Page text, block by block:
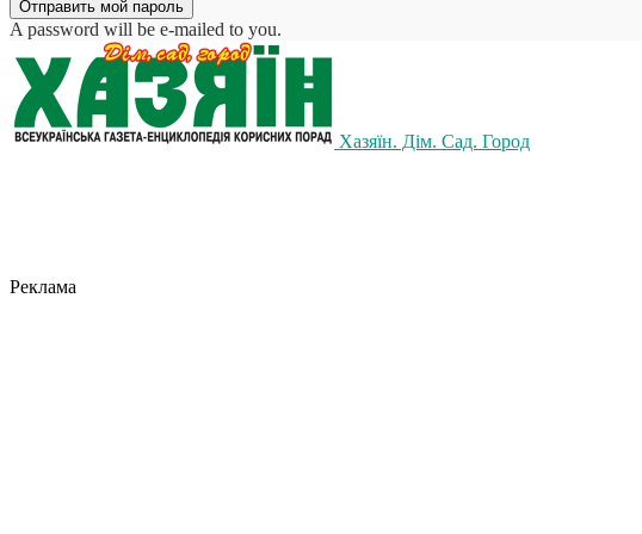
A password will be e-mailed to you.
Хазяїн. Дім. Сад. Город
Реклама